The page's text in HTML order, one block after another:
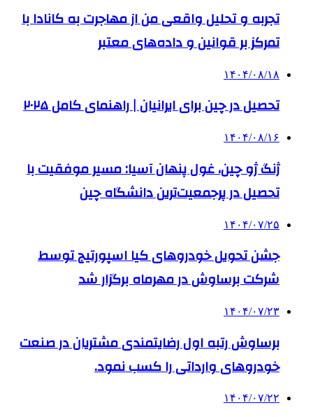
تجربه و تحلیل واقعی من از مهاجرت به کانادا با
تمرکز بر قوانین و داده‌های معتبر
۱۴۰۴/۰۸/۱۸
تحصیل در چین برای ایرانیان | راهنمای کامل ۲۰۲۵
۱۴۰۴/۰۸/۱۶
ژنگ ژو چین، غول پنهان آسیا: مسیر موفقیت با
تحصیل در پرجمعیت‌ترین دانشگاه چین
۱۴۰۴/۰۷/۲۵
جشن تحویل خودروهای کیا اسپورتیج توسط
شرکت برساوش در مهرماه برگزار شد
۱۴۰۴/۰۷/۲۳
برساوش رتبه اول رضایتمندی مشتریان در صنعت
خودروهای وارداتی را کسب نمود.
۱۴۰۴/۰۷/۲۲